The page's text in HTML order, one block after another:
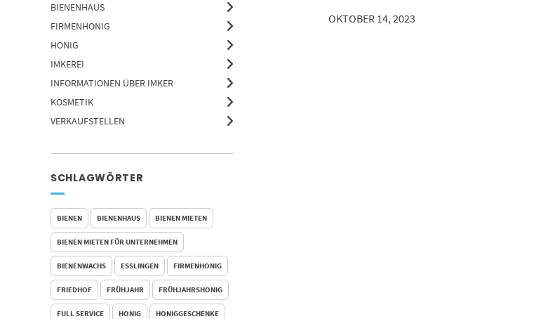
BIENENHAUS
FIRMENHONIG
HONIG
IMKEREI
INFORMATIONEN ÜBER IMKER
KOSMETIK
VERKAUFSTELLEN
SCHLAGWÖRTER
BIENEN BIENENHAUS BIENEN MIETEN
BIENEN MIETEN FÜR UNTERNEHMEN
BIENENWACHS ESSLINGEN FIRMENHONIG
FRIEDHOF FRÜHJAHR FRÜHJAHRSHONIG
FULL SERVICE HONIG HONIGGESCHENKE
OKTOBER 14, 2023